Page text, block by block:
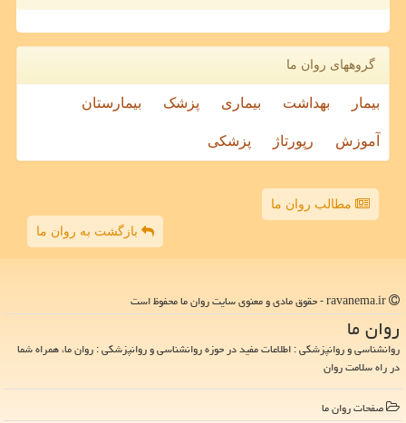
گروههای روان ما
بیمار بهداشت بیماری پزشک بیمارستان
آموزش رپورتاژ پزشکی
مطالب روان ما
بازگشت به روان ما
روان ما
روانشناسی و روانپزشکی : اطلاعات مفید در حوزه روانشناسی و روانپزشکی : روان ما، همراه شما
در راه سلامت روان
صفحات روان ما